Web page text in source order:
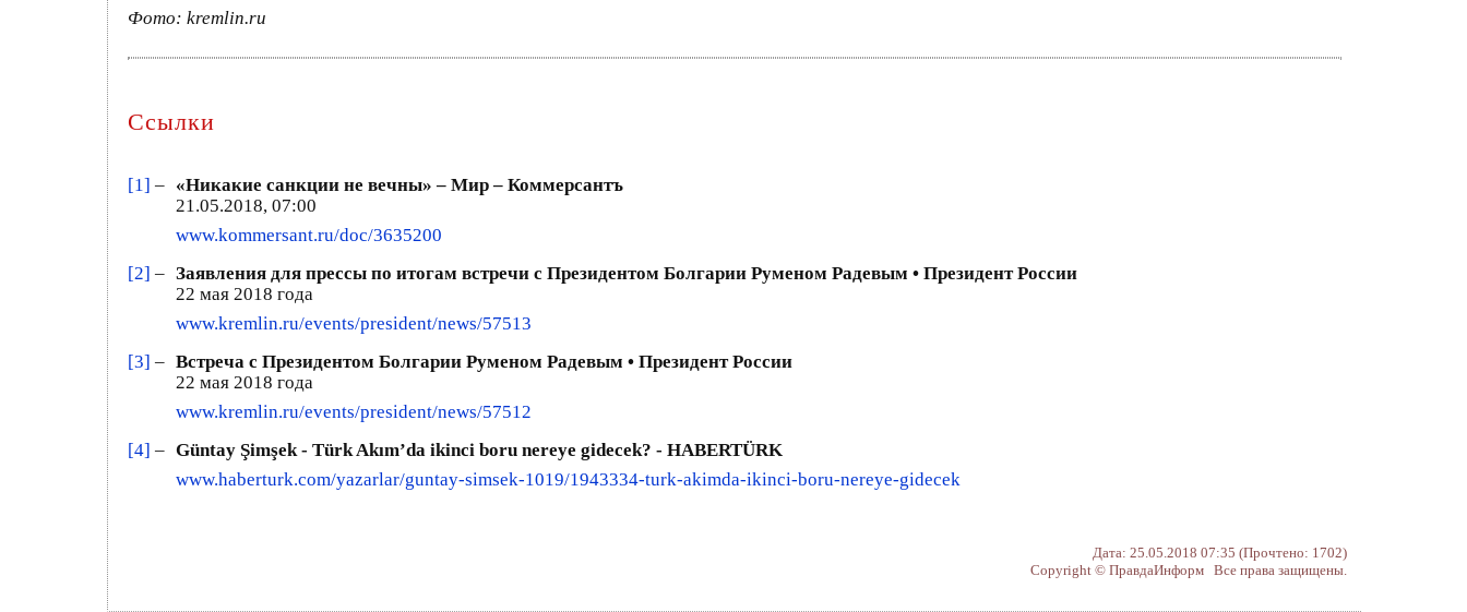
Фото: kremlin.ru
Ссылки
[1] – «Никакие санкции не вечны» – Мир – Коммерсантъ
21.05.2018, 07:00
www.kommersant.ru/doc/3635200
[2] – Заявления для прессы по итогам встречи с Президентом Болгарии Руменом Радевым • Президент России
22 мая 2018 года
www.kremlin.ru/events/president/news/57513
[3] – Встреча с Президентом Болгарии Руменом Радевым • Президент России
22 мая 2018 года
www.kremlin.ru/events/president/news/57512
[4] – Güntay Şimşek - Türk Akım’da ikinci boru nereye gidecek? - HABERTÜRK
www.haberturk.com/yazarlar/guntay-simsek-1019/1943334-turk-akimda-ikinci-boru-nereye-gidecek
Дата: 25.05.2018 07:35 (Прочтено: 1702)
Copyright © ПравдаИнформ Все права защищены.